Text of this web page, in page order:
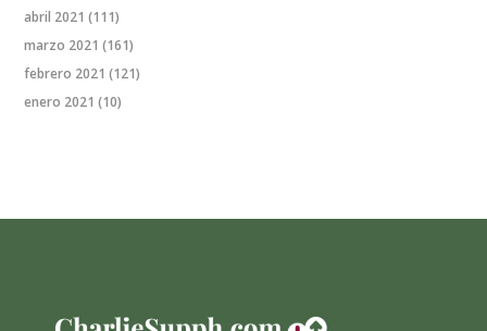
abril 2021 (111)
marzo 2021 (161)
febrero 2021 (121)
enero 2021 (10)